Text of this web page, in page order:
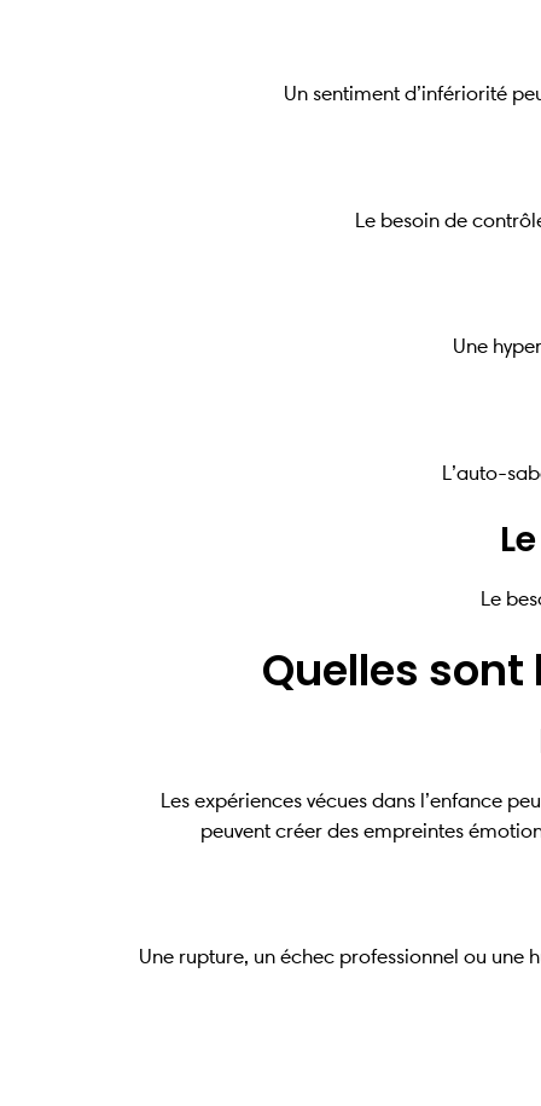
Un sentiment d’infériorité
Le besoin de
Une
L’auto-
Le
Quelles
Les expériences vécues dans l’enfance
peuvent créer des empreintes
Une rupture, un échec professionnel ou une